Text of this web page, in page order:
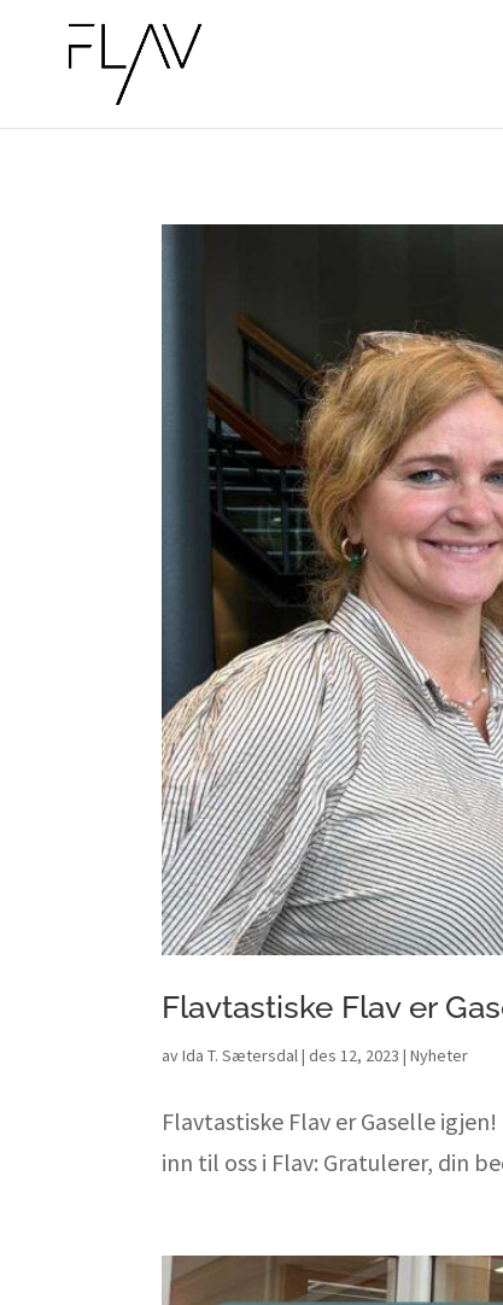
Flavtastiske Flav er
avIda T. Sætersdal |des 12, 2023 |Nyheter
Flavtastiske Flav er Gaselle
inn til oss i Flav: Gratulerer, din